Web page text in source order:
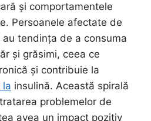
și comportamentele
Persoanele afectate de
tendința de a consuma
și grăsimi, ceea ce
și contribuie la
la insulină. Această spirală
problemelor de
avea un impact pozitiv